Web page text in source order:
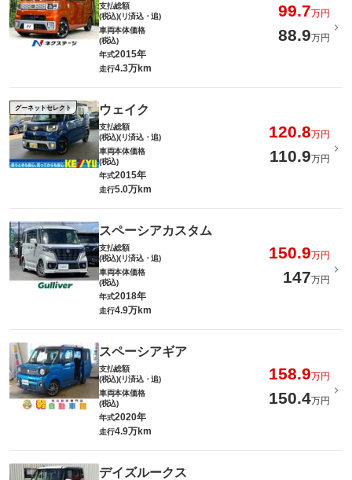
支払総額
(税込)(リ済込・追)
99.7万円
車両本体価格
(税込)
88.9万円
年式2015年
走行4.3万km
グーネットセレクト ウェイク
支払総額
(税込)(リ済込・追)
120.8万円
車両本体価格
(税込)
110.9万円
年式2015年
走行5.0万km
スペーシアカスタム
支払総額
(税込)(リ済込・追)
150.9万円
車両本体価格
(税込)
147万円
年式2018年
走行4.9万km
スペーシアギア
支払総額
(税込)(リ済込・追)
158.9万円
車両本体価格
(税込)
150.4万円
年式2020年
走行4.9万km
デイズルークス